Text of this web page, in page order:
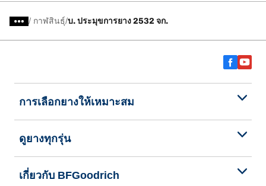
/ กาฬสินธุ์ บ. ประมุขการยาง 2532 จก.
การเลือกยางให้เหมาะสม
ดูยางทุกรุ่น
เกี่ยวกับ BFGoodrich